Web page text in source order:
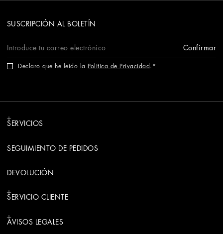
SUSCRIPCIÓN AL BOLETÍN
Confirmar
Declaro que he leído la Política de Privacidad .
SERVICIOS
SEGUIMIENTO DE PEDIDOS
DEVOLUCIÓN
SERVICIO CLIENTE
AVISOS LEGALES